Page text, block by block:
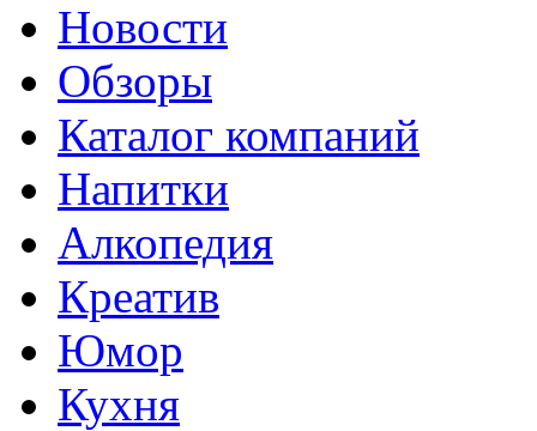
Новости
Обзоры
Каталог компаний
Напитки
Алкопедия
Креатив
Юмор
Кухня